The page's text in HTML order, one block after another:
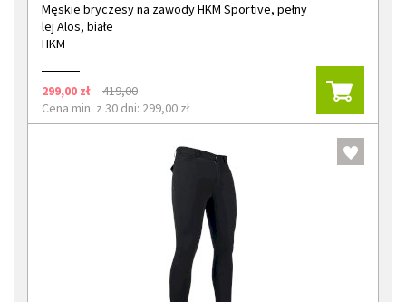
Męskie bryczesy na zawody HKM Sportive, pełny
lej Alos, białe
HKM
299,00 zł
419,00
Cena min. z 30 dni: 299,00 zł